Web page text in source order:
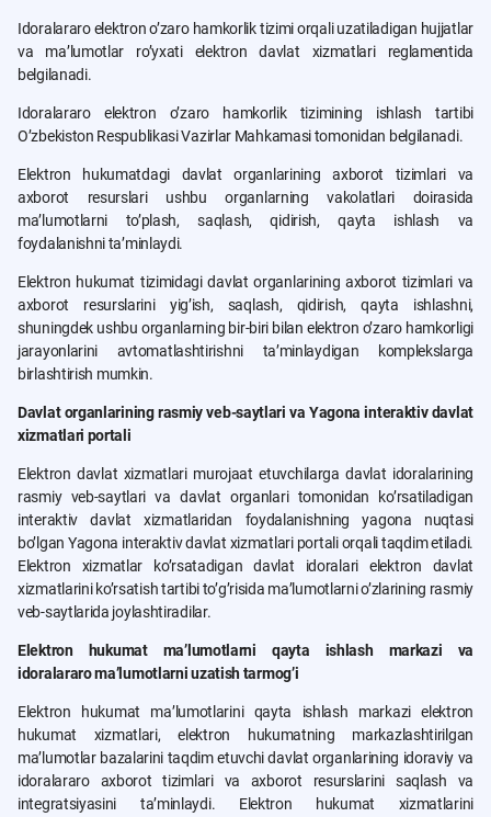
Idoralararo elektron oʼzaro hamkorlik tizimi orqali uzatiladigan hujjatlar
va maʼlumotlar roʼyxati elektron davlat xizmatlari reglamentida
belgilanadi.
Idoralararo elektron oʼzaro hamkorlik tizimining ishlash tartibi
Oʼzbekiston Respublikasi Vazirlar Mahkamasi tomonidan belgilanadi.
Elektron hukumatdagi davlat organlarining axborot tizimlari va
axborot resurslari ushbu organlarning vakolatlari doirasida
maʼlumotlarni toʼplash, saqlash, qidirish, qayta ishlash va
foydalanishni taʼminlaydi.
Elektron hukumat tizimidagi davlat organlarining axborot tizimlari va
axborot resurslarini yigʼish, saqlash, qidirish, qayta ishlashni,
shuningdek ushbu organlarning bir-biri bilan elektron oʼzaro hamkorligi
jarayonlarini avtomatlashtirishni taʼminlaydigan komplekslarga
birlashtirish mumkin.
Davlat organlarining rasmiy veb-saytlari va Yagona interaktiv davlat
xizmatlari portali
Elektron davlat xizmatlari murojaat etuvchilarga davlat idoralarining
rasmiy veb-saytlari va davlat organlari tomonidan koʼrsatiladigan
interaktiv davlat xizmatlaridan foydalanishning yagona nuqtasi
boʼlgan Yagona interaktiv davlat xizmatlari portali orqali taqdim etiladi.
Elektron xizmatlar koʼrsatadigan davlat idoralari elektron davlat
xizmatlarini koʼrsatish tartibi toʼgʼrisida maʼlumotlarni oʼzlarining rasmiy
veb-saytlarida joylashtiradilar.
Elektron hukumat maʼlumotlarni qayta ishlash markazi va
idoralararo maʼlumotlarni uzatish tarmogʼi
Elektron hukumat maʼlumotlarini qayta ishlash markazi elektron
hukumat xizmatlari, elektron hukumatning markazlashtirilgan
maʼlumotlar bazalarini taqdim etuvchi davlat organlarining idoraviy va
idoralararo axborot tizimlari va axborot resurslarini saqlash va
integratsiyasini taʼminlaydi. Elektron hukumat xizmatlarini